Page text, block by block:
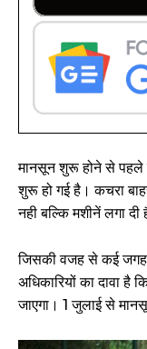
मानसून शुरू होने से पहले
शुरू हो गई है। कचरा
नही बल्कि मशीनें लगा दी
जिसकी वजह से कई जगह
अधिकारियों का दावा है
जाएगा। 1 जुलाई से